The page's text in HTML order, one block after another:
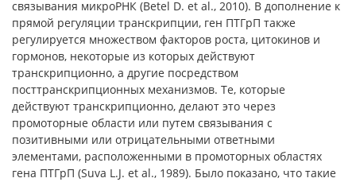
связывания микроРНК (Betel D. et al., 2010). В дополнение к
прямой регуляции транскрипции, ген ПТГрП также
регулируется множеством факторов роста, цитокинов и
гормонов, некоторые из которых действуют
транскрипционно, а другие посредством
посттранскрипционных механизмов. Те, которые
действуют транскрипционно, делают это через
промоторные области или путем связывания с
позитивными или отрицательными ответными
элементами, расположенными в промоторных областях
гена ПТГрП (Suva L.J. et al., 1989). Было показано, что такие